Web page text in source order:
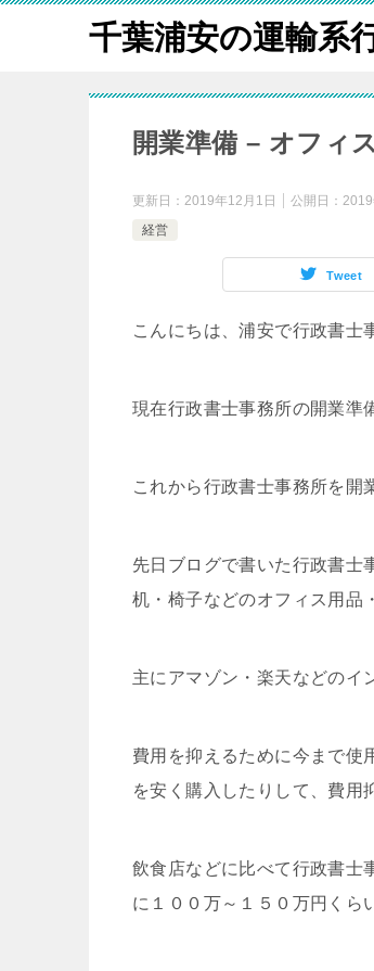
千葉浦安の運輸系
開業準備 – オフィ
更新日： 2019年12月1日 公開日： 2019
経営
Tweet
こんにちは、浦安で行政書士
現在行政書士事務所の開業準
これから行政書士事務所を開
先日ブログで書いた行政書士
机・椅子などのオフィス用品
主にアマゾン・楽天などのイ
費用を抑えるために今まで使
を安く購入したりして、費用
飲食店などに比べて行政書士
に１００万～１５０万円くら